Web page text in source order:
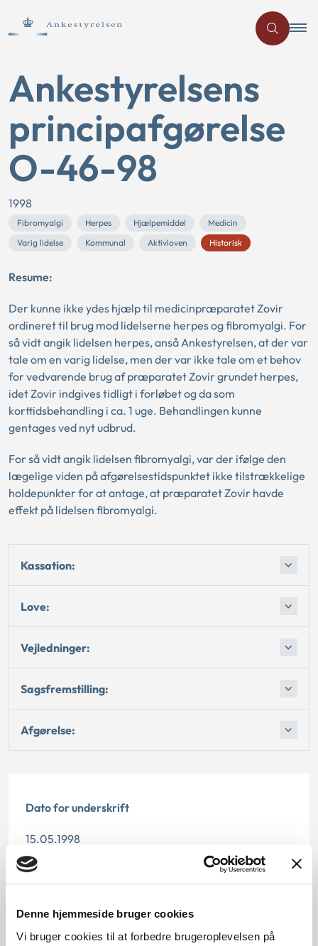
Denne hjemmeside bruger cookies
Vi bruger cookies til at forbedre brugeroplevelsen på
Ankestyrelsens
principafgørelse
O-46-98
1998
Fibromyalgi Herpes Hjælpemiddel
Medicin
Varig lidelse
Kommunal Aktivloven Historisk
Resume:
Der kunne ikke ydes hjælp til medicinpræparatet Zovir
ordineret til brug mod lidelserne herpes og fibromyalgi. For
så vidt angik lidelsen herpes, anså Ankestyrelsen, at der var
tale om en varig lidelse, men der var ikke tale om et behov
for vedvarende brug af præparatet Zovir grundet herpes,
idet Zovir indgives tidligt i forløbet og da som
korttidsbehandling i ca. 1 uge. Behandlingen kunne
gentages ved nyt udbrud.
For så vidt angik lidelsen fibromyalgi, var der ifølge den
lægelige viden på afgørelsestidspunktet ikke tilstrækkelige
holdepunkter for at antage, at præparatet Zovir havde
effekt på lidelsen fibromyalgi.
Kassation:
Love:
Vejledninger:
Sagsfremstilling:
Afgørelse:
Dato for underskrift
15.05.1998
Offentliggørelsesdato
Paragraf